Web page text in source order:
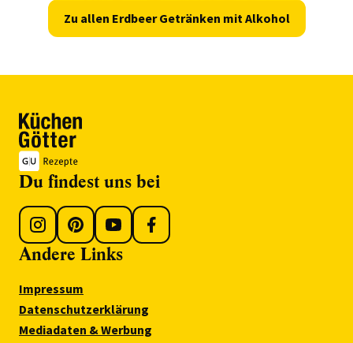
Zu allen Erdbeer Getränken mit Alkohol
Du findest uns bei
Andere Links
Impressum
Datenschutzerklärung
Mediadaten & Werbung